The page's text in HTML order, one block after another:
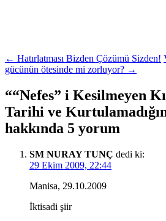
Yazı
dolaşımı
← Hatırlatması Bizden Çözümü Sizden!
gücünün ötesinde mi zorluyor? →
““Nefes” i Kesilmeyen
Tarihi ve
hakkında 5 yorum
SM NURAY TUNÇ dedi ki:
29 Ekim 2009, 22:44
Manisa, 29.10.2009
İktisadi şiir